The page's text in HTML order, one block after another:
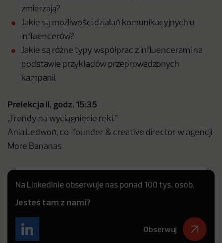
zmierzają?
Jakie są możliwości działań komunikacyjnych u
influencerów?
Jakie są różne typy współprac z influencerami na
podstawie przykładów przeprowadzonych
kampanii.
Prelekcja II, godz. 15:35
„Trendy na wyciągnięcie ręki.”
Ania Ledwoń, co-founder & creative director w agencji
More Bananas
Na LinkedInie obserwuje nas ponad 100 tys. osób.
Jesteś tam z nami?
Obserwuj